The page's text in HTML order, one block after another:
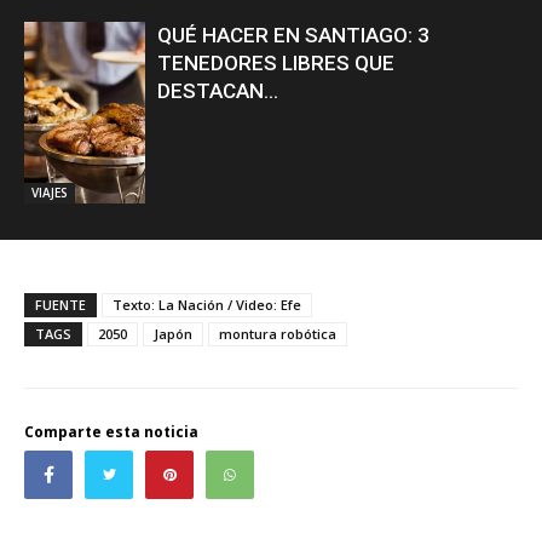
VIAJES
QUÉ HACER EN SANTIAGO: 3
TENEDORES LIBRES QUE
DESTACAN...
FUENTE
Texto: La Nación / Video: Efe
TAGS
2050 Japón montura robótica
Comparte esta noticia